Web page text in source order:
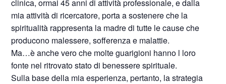
clinica, ormai 45 anni di attività professionale, e dalla
mia attività di ricercatore, porta a sostenere che la
spiritualità rappresenta la madre di tutte le cause che
producono malessere, sofferenza e malattie.
Ma…è anche vero che molte guarigioni hanno l loro
fonte nel ritrovato stato di benessere spirituale.
Sulla base della mia esperienza, pertanto, la strategia